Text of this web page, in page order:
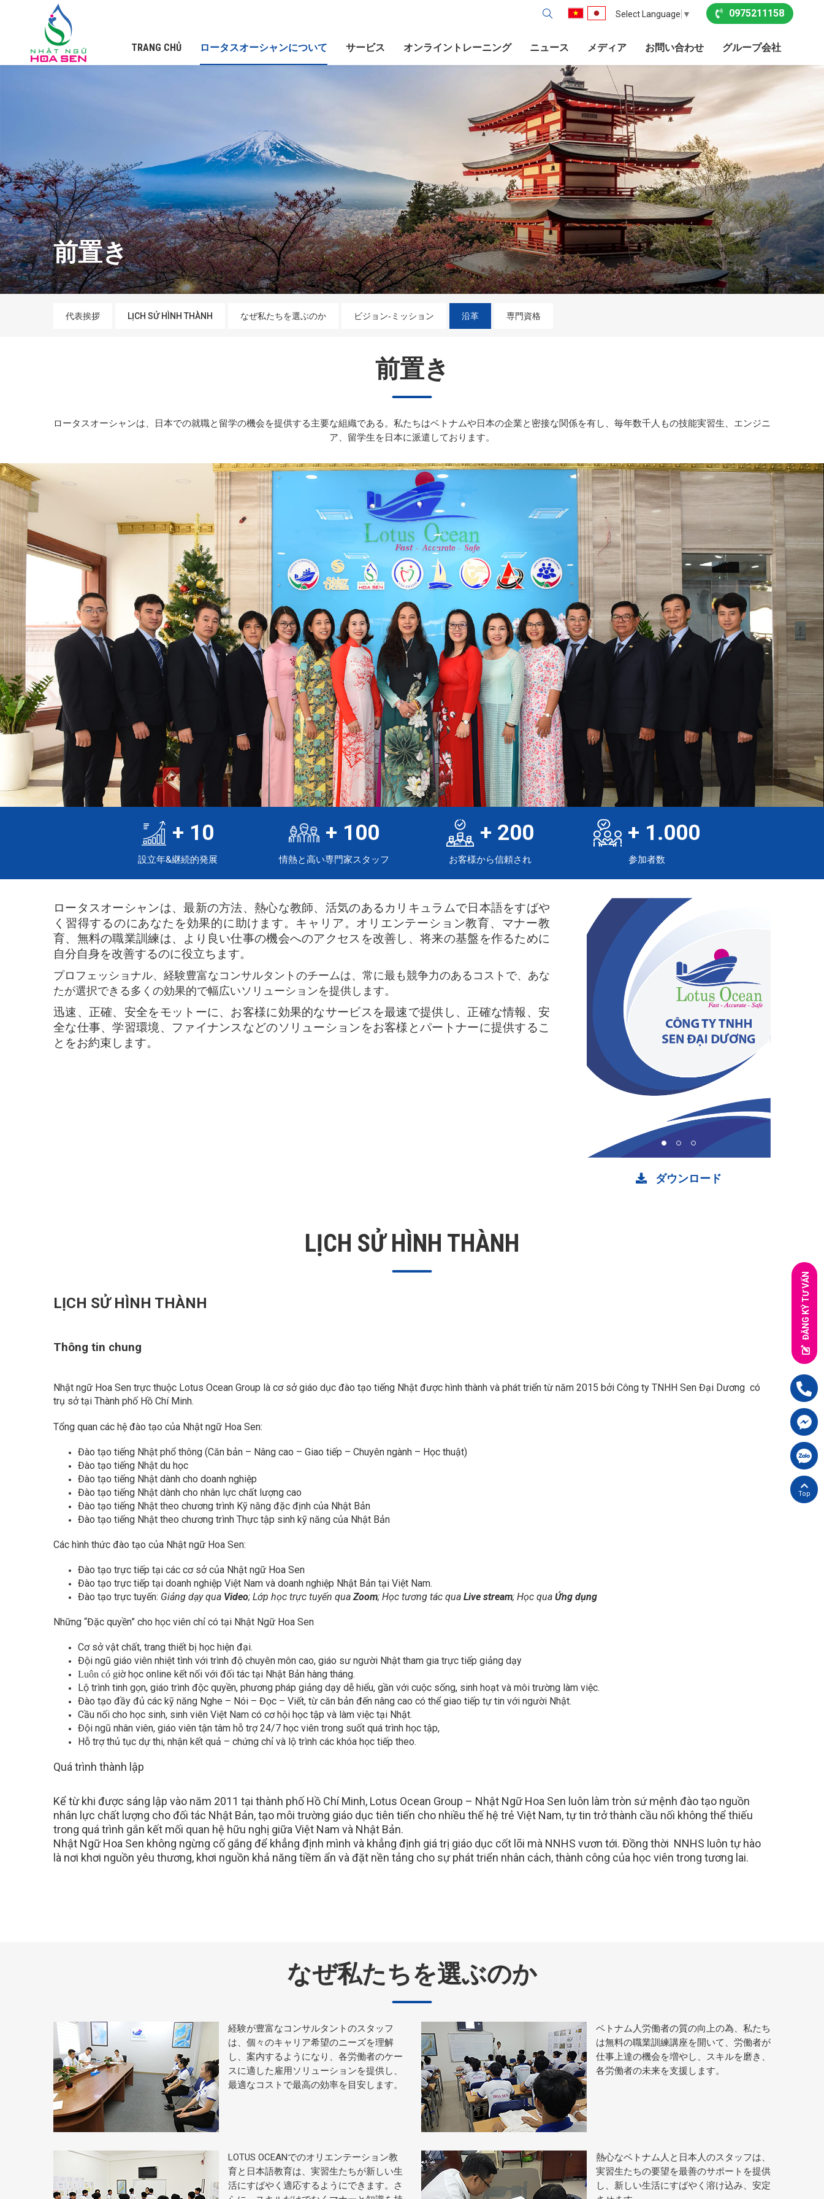
Select Language ▼ 0975211158
TRANG CHỦ ロータスオーシャンについて サービス オンライントレーニング ニュース メディア お問い合わせ グループ会社
前置き
代表挨拶 LỊCH SỬ HÌNH THÀNH なぜ私たちを選ぶのか ビジョン‐ミッション 沿革 専門資格
前置き
ロータスオーシャンは、日本での就職と留学の機会を提供する主要な組織である。私たちはベトナムや日本の企業と密接な関係を有し、毎年数千人もの技能実習生、エンジニ
ア、留学生を日本に派遣しております。
+ 10
設立年&継続的発展
+ 100
情熱と高い専門家スタッフ
+ 200
お客様から信頼され
+ 1.000
参加者数
ロータスオーシャンは、最新の方法、熱心な教師、活気のあるカリキュラムで日本語をすばや
く習得するのにあなたを効果的に助けます。キャリア。オリエンテーション教育、マナー教
育、無料の職業訓練は、より良い仕事の機会へのアクセスを改善し、将来の基盤を作るために
自分自身を改善するのに役立ちます。
プロフェッショナル、経験豊富なコンサルタントのチームは、常に最も競争力のあるコストで、あな
たが選択できる多くの効果的で幅広いソリューションを提供します。
迅速、正確、安全をモットーに、お客様に効果的なサービスを最速で提供し、正確な情報、安
全な仕事、学習環境、ファイナンスなどのソリューションをお客様とパートナーに提供するこ
とをお約束します。
ダウンロード
LỊCH SỬ HÌNH THÀNH
LỊCH SỬ HÌNH THÀNH
Thông tin chung
Nhật ngữ Hoa Sen trực thuộc Lotus Ocean Group là cơ sở giáo dục đào tạo tiếng Nhật được hình thành và phát triển từ năm 2015 bởi Công ty TNHH Sen Đại Dương có
trụ sở tại Thành phố Hồ Chí Minh.
Tổng quan các hệ đào tạo của Nhật ngữ Hoa Sen:
Đào tạo tiếng Nhật phổ thông (Căn bản – Nâng cao – Giao tiếp – Chuyên ngành – Học thuật)
Đào tạo tiếng Nhật du học
Đào tạo tiếng Nhật dành cho doanh nghiệp
Đào tạo tiếng Nhật dành cho nhân lực chất lượng cao
Đào tạo tiếng Nhật theo chương trình Kỹ năng đặc định của Nhật Bản
Đào tạo tiếng Nhật theo chương trình Thực tập sinh kỹ năng của Nhật Bản
Các hình thức đào tạo của Nhật ngữ Hoa Sen:
Đào tạo trực tiếp tại các cơ sở của Nhật ngữ Hoa Sen
Đào tạo trực tiếp tại doanh nghiệp Việt Nam và doanh nghiệp Nhật Bản tại Việt Nam.
Đào tạo trực tuyến: Giảng dạy qua Video; Lớp học trực tuyến quaZoom; Học tương tác qua Live stream; Học qua Ứng dụng
Những “Đặc quyền” cho học viên chỉ có tại Nhật Ngữ Hoa Sen
Cơ sở vật chất, trang thiết bị học hiện đại.
Đội ngũ giáo viên nhiệt tình với trình độ chuyên môn cao, giáo sư người Nhật tham gia trực tiếp giảng dạy
Luôn có giờ học online kết nối với đối tác tại Nhật Bản hàng tháng.
Lộ trình tinh gọn, giáo trình độc quyền, phương pháp giảng dạy dễ hiểu, gần với cuộc sống, sinh hoạt và môi trường làm việc.
Đào tạo đầy đủ các kỹ năng Nghe – Nói – Đọc – Viết, từ căn bản đến nâng cao có thể giao tiếp tự tin với người Nhật.
Cầu nối cho học sinh, sinh viên Việt Nam có cơ hội học tập và làm việc tại Nhật.
Đội ngũ nhân viên, giáo viên tận tâm hỗ trợ 24/7 học viên trong suốt quá trình học tập,
Hỗ trợ thủ tục dự thi, nhận kết quả – chứng chỉ và lộ trình các khóa học tiếp theo.
Quá trình thành lập
Kể từ khi được sáng lập vào năm 2011 tại thành phố Hồ Chí Minh, Lotus Ocean Group – Nhật Ngữ Hoa Sen luôn làm tròn sứ mệnh đào tạo nguồn
nhân lực chất lượng cho đối tác Nhật Bản, tạo môi trường giáo dục tiên tiến cho nhiều thế hệ trẻ Việt Nam, tự tin trở thành cầu nối không thể thiếu
trong quá trình gắn kết mối quan hệ hữu nghị giữa Việt Nam và Nhật Bản.
Nhật Ngữ Hoa Sen không ngừng cố gắng để khẳng định mình và khẳng định giá trị giáo dục cốt lõi mà NNHS vươn tới. Đồng thời NNHS luôn tự hào
là nơi khơi nguồn yêu thương, khơi nguồn khả năng tiềm ẩn và đặt nền tảng cho sự phát triển nhân cách, thành công của học viên trong tương lai.
なぜ私たちを選ぶのか
経験が豊富なコンサルタントのスタッフ
は、個々のキャリア希望のニーズを理解
し、案内するようになり、各労働者のケー
スに適した雇用ソリューションを提供し、
最適なコストで最高の効率を目安します。
ベトナム人労働者の質の向上の為、私たち
は無料の職業訓練講座を開いて、労働者が
仕事上達の機会を増やし、スキルを磨き、
各労働者の未来を支援します。
LOTUS OCEANでのオリエンテーション教
育と日本語教育は、実習生たちが新しい生
活にすばやく適応するようにできます。さ
熱心なベトナム人と日本人のスタッフは、
実習生たちの要望を最善のサポートを提供
し、新しい生活にすばやく溶け込み、安定
ĐĂNG KÝ TƯ VẤN
Hotline:
Chát FB
Chát Zalo
Back top